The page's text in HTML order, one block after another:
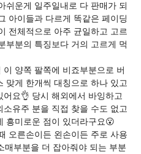
쉬운게 일주일내로 다 판매가 되
아이들과 다르게 똑같은 페이딩
전체적으로 아주 균일하고 고르
부분의 특징보다 거의 고르게 먹
양쪽 팔쪽에 비죠부분으로 버
맞게 한개씩 대칭으로 하나 있고
요👌 당시 해외에서 바잉하고
유주 분을 직접 찾을 수도 없고
흥미로운 점이 있더라구요😮
오른손이든 왼손이든 주로 사용
부분을 더 잡아줘야 되는 부분